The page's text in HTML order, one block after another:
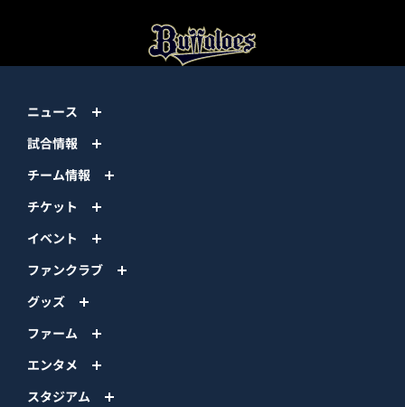
ニュース
試合情報
チーム情報
チケット
イベント
ファンクラブ
グッズ
ファーム
エンタメ
スタジアム